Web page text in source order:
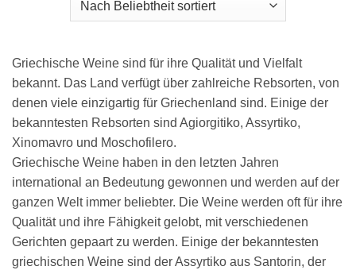
Griechische Weine sind für ihre Qualität und Vielfalt
bekannt. Das Land verfügt über zahlreiche Rebsorten, von
denen viele einzigartig für Griechenland sind. Einige der
bekanntesten Rebsorten sind Agiorgitiko, Assyrtiko,
Xinomavro und Moschofilero.
Griechische Weine haben in den letzten Jahren
international an Bedeutung gewonnen und werden auf der
ganzen Welt immer beliebter. Die Weine werden oft für ihre
Qualität und ihre Fähigkeit gelobt, mit verschiedenen
Gerichten gepaart zu werden. Einige der bekanntesten
griechischen Weine sind der Assyrtiko aus Santorin, der